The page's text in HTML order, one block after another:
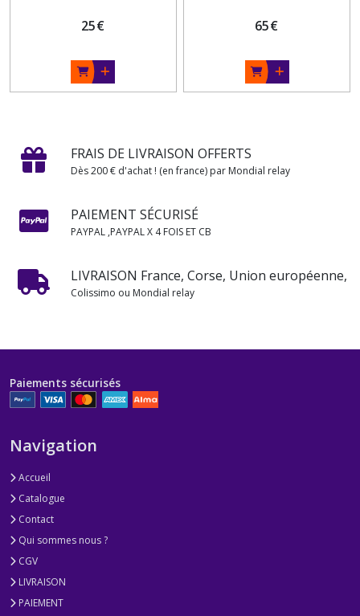
25€ 65€
FRAIS DE LIVRAISON OFFERTS
Dès 200 € d'achat ! (en france) par Mondial relay
PAIEMENT SÉCURISÉ
PAYPAL ,PAYPAL X 4 FOIS ET CB
LIVRAISON France, Corse, Union européenne,
Colissimo ou Mondial relay
Paiements sécurisés
Navigation
Accueil
Catalogue
Contact
Qui sommes nous ?
CGV
LIVRAISON
PAIEMENT